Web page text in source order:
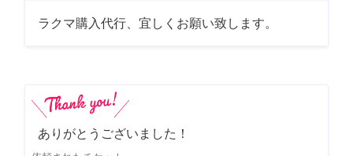
ラクマ購入代行、宜しくお願い致します。
ありがとうございました！